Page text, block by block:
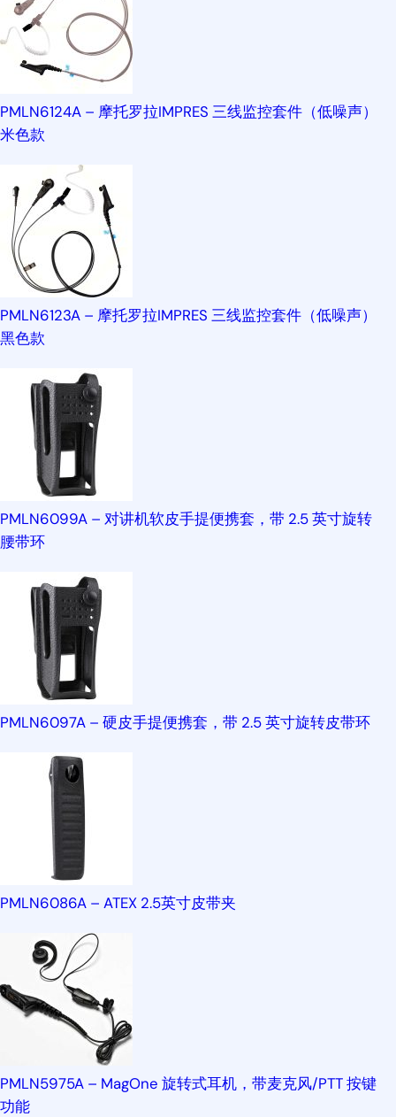
PMLN6124A – 摩托罗拉IMPRES 三线监控套件（低噪声）
米色款
PMLN6123A – 摩托罗拉IMPRES 三线监控套件（低噪声）
黑色款
PMLN6099A – 对讲机软皮手提便携套，带 2.5 英寸旋转
腰带环
PMLN6097A – 硬皮手提便携套，带 2.5 英寸旋转皮带环
PMLN6086A – ATEX 2.5英寸皮带夹
PMLN5975A – MagOne 旋转式耳机，带麦克风/PTT 按键
功能